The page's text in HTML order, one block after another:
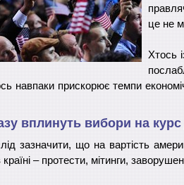
це не
Хтось
навпаки прискорює темпи
вплинуть вибори на
зазначити, що на вартість
– протести, мітинги,